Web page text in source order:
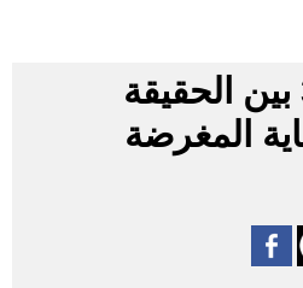
امغالا 1 و 2 و 3 بين الحقيقة
المغرضة